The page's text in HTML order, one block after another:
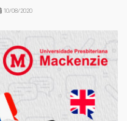
10/08/2020